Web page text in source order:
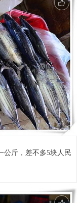
公斤，差不多5块人民